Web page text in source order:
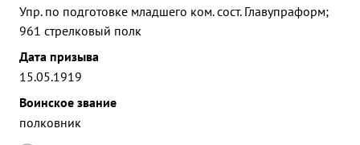
Упр. по подготовке младшего ком. сост. Главупраформ;
961 стрелковый полк
Дата призыва
15.05.1919
Воинское звание
полковник